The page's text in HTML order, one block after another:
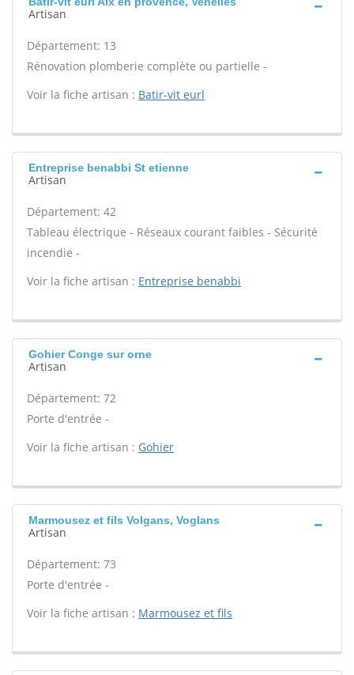
Artisan
Département: 13
Rénovation plomberie complète ou partielle -
Voir la fiche artisan : Batir-vit eurl
Entreprise benabbi St etienne
Artisan
Département: 42
Tableau électrique - Réseaux courant faibles - Sécurité
incendie -
Voir la fiche artisan : Entreprise benabbi
Gohier Conge sur orne
Artisan
Département: 72
Porte d'entrée -
Voir la fiche artisan : Gohier
Marmousez et fils Volgans, Voglans
Artisan
Département: 73
Porte d'entrée -
Voir la fiche artisan : Marmousez et fils